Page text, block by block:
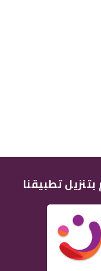
تطبيقنا